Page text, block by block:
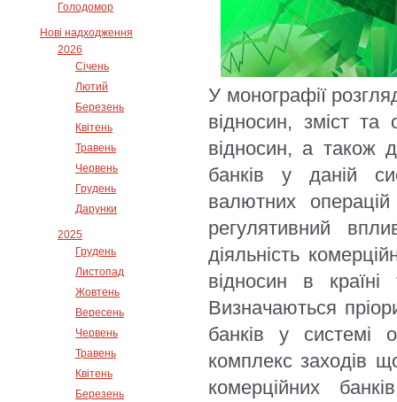
Голодомор
Нові надходження
2026
Січень
Лютий
Березень
Квітень
Травень
Червень
Грудень
Дарунки
2025
Грудень
Листопад
Жовтень
Вересень
Червень
Травень
Квітень
Березень
У монографії
відносин, зміст та
відносин, а також
банків у даній
валютних
регулятивний
діяльність
відносин в країні
Визначаються
банків у системі
комплекс заходів
комерційних